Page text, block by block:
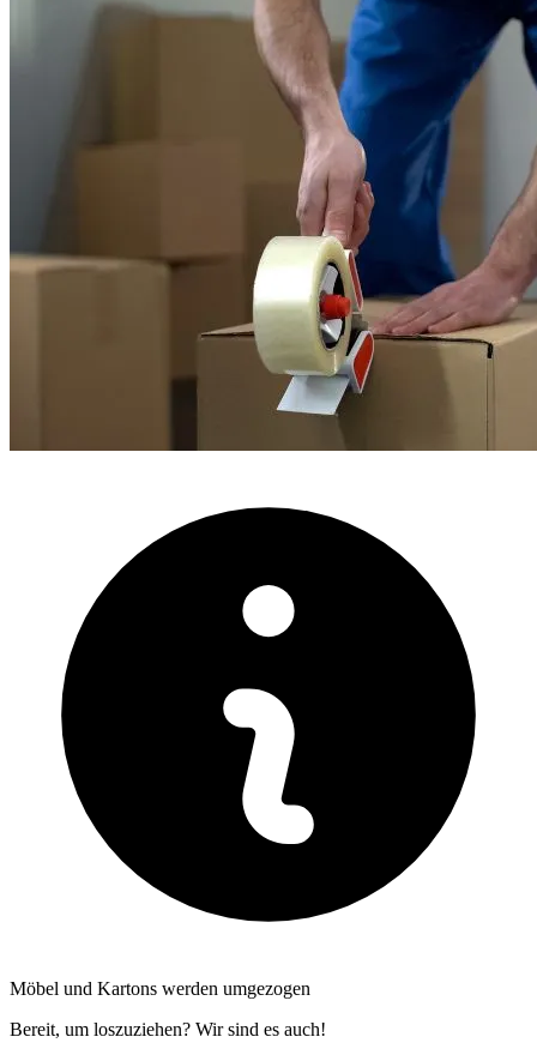
Möbel und Kartons werden umgezogen
Bereit, um loszuziehen? Wir sind es auch!